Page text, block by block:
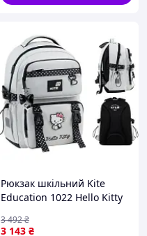
Рюкзак шкільний Kite
Education 1022 Hello Kitty
3 143 ₴
3 492₴